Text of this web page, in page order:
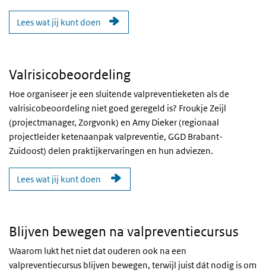
Lees wat jij kunt doen
Valrisicobeoordeling
Hoe organiseer je een sluitende valpreventieketen als de
valrisicobeoordeling niet goed geregeld is? Froukje Zeijl
(projectmanager, Zorgvonk) en Amy Dieker (regionaal
projectleider ketenaanpak valpreventie, GGD Brabant-
Zuidoost) delen praktijkervaringen en hun adviezen.
Lees wat jij kunt doen
Blijven bewegen na valpreventiecursus
Waarom lukt het niet dat ouderen ook na een
valpreventiecursus blijven bewegen, terwijl juist dát nodig is om